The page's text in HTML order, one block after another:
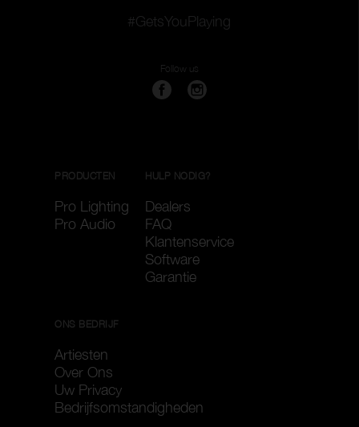
#GetsYouPlaying
Follow us
PRODUCTEN
Pro Lighting
Pro Audio
HULP NODIG?
Dealers
FAQ
Klantenservice
Software
Garantie
ONS BEDRIJF
Artiesten
Over Ons
Uw Privacy
Bedrijfsomstandigheden